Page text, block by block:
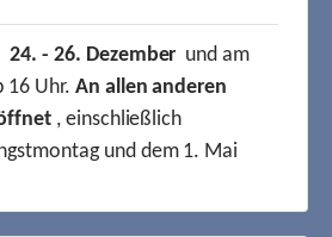
24. - 26. Dezember und am
Uhr. An allen anderen
, einschließlich
und dem 1. Mai